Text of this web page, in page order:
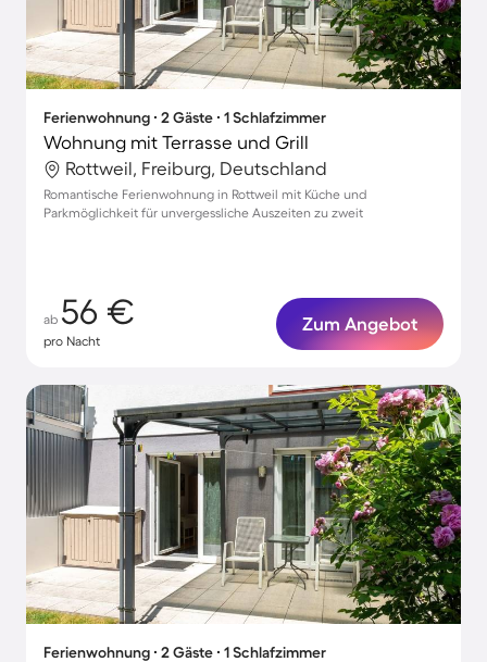
Ferienwohnung ∙ 2 Gäste ∙ 1 Schlafzimmer
Wohnung mit Terrasse und Grill
Rottweil, Freiburg, Deutschland
Romantische Ferienwohnung in Rottweil mit Küche und
Parkmöglichkeit für unvergessliche Auszeiten zu zweit
ab 56 €
pro Nacht
Zum Angebot
Ferienwohnung ∙ 2 Gäste ∙ 1 Schlafzimmer